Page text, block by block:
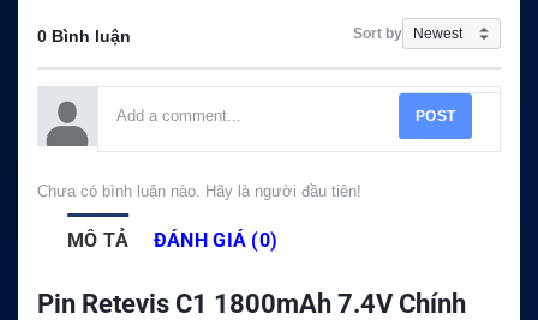
0 Bình luận Sort by
POST
Chưa có bình luận nào. Hãy là người đầu tiên!
MÔ TẢ ĐÁNH GIÁ (0)
Pin Retevis C1 1800mAh 7.4V Chính